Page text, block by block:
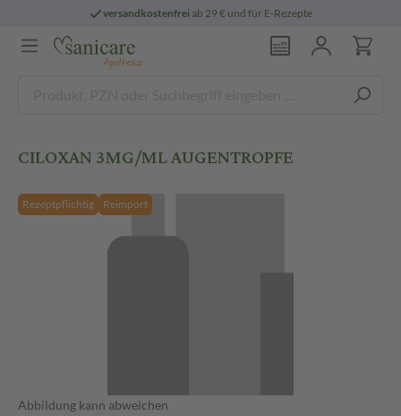
versandkostenfreiab 29 € und für E-Rezepte
CILOXAN 3MG/ML AUGENTROPFE
Rezeptpflichtig Reimport
Abbildung kann abweichen